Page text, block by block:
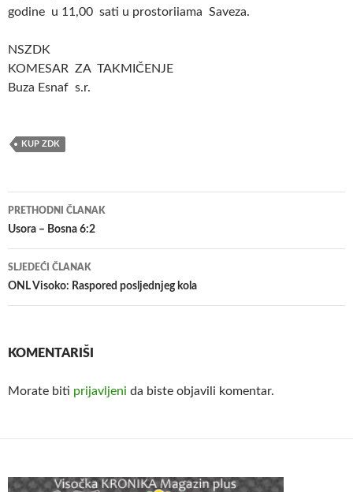
godine u 11,00 sati u prostoriiama Saveza.
NSZDK
KOMESAR ZA TAKMIČENJE
Buza Esnaf s.r.
KUP ZDK
Navigacija
članaka
PRETHODNI ČLANAK
Usora – Bosna 6:2
SLJEDEĆI ČLANAK
ONL Visoko: Raspored posljednjeg kola
KOMENTARIŠI
Morate biti prijavljeni da biste objavili komentar.